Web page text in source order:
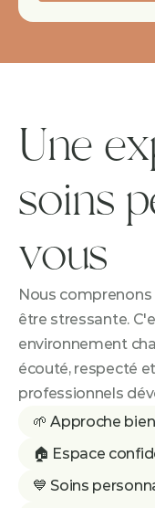
Une
soins
vous
Nous
être stressante.
environnement
écouté, respecté
professionnels
🌱 Approche
🏠 Espace
💙 Soins